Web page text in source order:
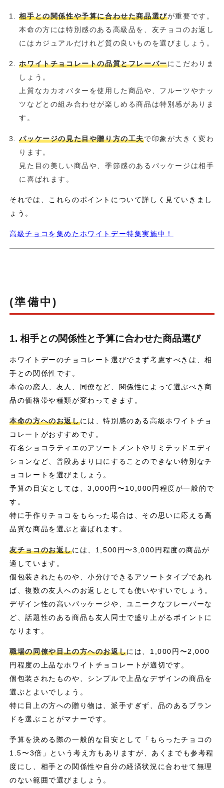
相手との関係性や予算に合わせた商品選びが重要です。
本命の方には特別感のある高級品を、友チョコのお返し
にはカジュアルだけれど質の良いものを選びましょう。
ホワイトチョコレートの品質とフレーバーにこだわりま
しょう。
上質なカカオバターを使用した商品や、フルーツやナッ
ツなどとの組み合わせが楽しめる商品は特別感がありま
す。
パッケージの見た目や贈り方の工夫で印象が大きく変わ
ります。
見た目の美しい商品や、季節感のあるパッケージは相手
に喜ばれます。
それでは、これらのポイントについて詳しく見ていきまし
ょう。
高級チョコを集めたホワイトデー特集実施中！
(準備中)
1. 相手との関係性と予算に合わせた商品選び
ホワイトデーのチョコレート選びでまず考慮すべきは、相
手との関係性です。
本命の恋人、友人、同僚など、関係性によって選ぶべき商
品の価格帯や種類が変わってきます。
本命の方へのお返しには、特別感のある高級ホワイトチョ
コレートがおすすめです。
有名ショコラティエのアソートメントやリミテッドエディ
ションなど、普段あまり口にすることのできない特別なチ
ョコレートを選びましょう。
予算の目安としては、3,000円〜10,000円程度が一般的で
す。
特に手作りチョコをもらった場合は、その思いに応える高
品質な商品を選ぶと喜ばれます。
友チョコのお返しには、1,500円〜3,000円程度の商品が
適しています。
個包装されたものや、小分けできるアソートタイプであれ
ば、複数の友人へのお返しとしても使いやすいでしょう。
デザイン性の高いパッケージや、ユニークなフレーバーな
ど、話題性のある商品も友人同士で盛り上がるポイントに
なります。
職場の同僚や目上の方へのお返しには、1,000円〜2,000
円程度の上品なホワイトチョコレートが適切です。
個包装されたものや、シンプルで上品なデザインの商品を
選ぶとよいでしょう。
特に目上の方への贈り物は、派手すぎず、品のあるブラン
ドを選ぶことがマナーです。
予算を決める際の一般的な目安として「もらったチョコの
1.5〜3倍」という考え方もありますが、あくまでも参考程
度にし、相手との関係性や自分の経済状況に合わせて無理
のない範囲で選びましょう。